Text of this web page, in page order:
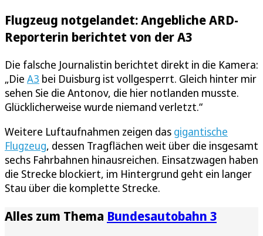
Flugzeug notgelandet: Angebliche ARD-
Reporterin berichtet von der A3
Die falsche Journalistin berichtet direkt in die Kamera:
„Die A3 bei Duisburg ist vollgesperrt. Gleich hinter mir
sehen Sie die Antonov, die hier notlanden musste.
Glücklicherweise wurde niemand verletzt.“
Weitere Luftaufnahmen zeigen das gigantische
Flugzeug, dessen Tragflächen weit über die insgesamt
sechs Fahrbahnen hinausreichen. Einsatzwagen haben
die Strecke blockiert, im Hintergrund geht ein langer
Stau über die komplette Strecke.
Alles zum Thema Bundesautobahn 3